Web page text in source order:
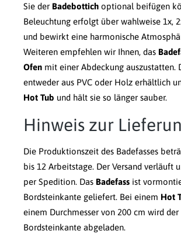
Sie der Badebottich optional beifügen
Beleuchtung erfolgt über wahlweise 1x,
und bewirkt eine harmonische
Weiteren empfehlen wir Ihnen, das
Ofen mit einer Abdeckung auszustatten.
entweder aus PVC oder Holz erhältlich
Hot Tub und hält sie so länger sauber.
Hinweis zur
Die Produktionszeit des Badefasses
bis 12 Arbeitstage. Der Versand verläuft
per Spedition. Das Badefass ist
Bordsteinkante geliefert. Bei einem Hot
einem Durchmesser von 200 cm wird
Bordsteinkante abgeladen.